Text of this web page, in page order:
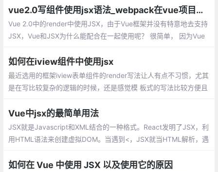
vue2.0写组件使用jsx语法_webpack在vue项目中支持jsx
Vue 2.0中的render中使用JSX，由于Vue框架并没有特意地去支持
JSX，Vue和JSX为什么能配合在一起使用呢？ 很简单， 因为Vue
nder方法正常工作即可。
如何在iview组件中使用jsx
最近选用的框架iview表单组件的render写法让人有点不习惯，尤其
是在写比较复杂的逻辑的时候，还是感觉模 板式的写法比较方便且
法。由于之前有用过react，因此对jsx并不陌生，可以直接上手。
Vue中jsx的最简单用法
JSX就是Javascript和XML结合的一种格式。React发明了JSX，利
用HTML语法来创建虚拟DOM。当遇到<，JSX就当HTML解析，遇
如何在 Vue 中使用 JSX 以及使用它的原因